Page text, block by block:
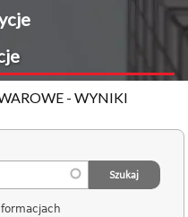
- WYNIKI